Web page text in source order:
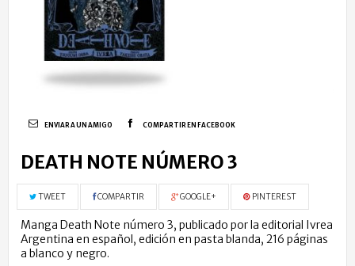
ENVIAR A UN AMIGO COMPARTIR EN FACEBOOK
DEATH NOTE NÚMERO 3
TWEET COMPARTIR GOOGLE+ PINTEREST
Manga Death Note número 3, publicado por la editorial Ivrea
Argentina en español, edición en pasta blanda, 216 páginas
a blanco y negro.